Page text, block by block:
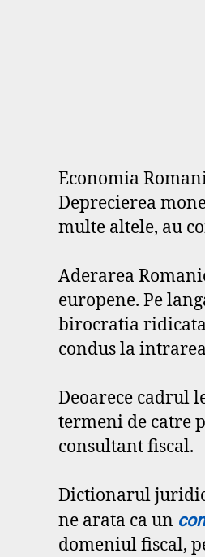
Economia
Deprecierea
multe altele, au
Aderarea
europene. Pe
birocratia
condus la
Deoarece cadrul
termeni de catre
consultant fiscal.
Dictionarul
ne arata ca un
domeniul fiscal,